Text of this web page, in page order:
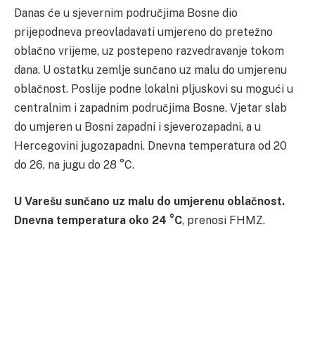
Danas će u sjevernim područjima Bosne dio
prijepodneva preovladavati umjereno do pretežno
oblačno vrijeme, uz postepeno razvedravanje tokom
dana. U ostatku zemlje sunčano uz malu do umjerenu
oblačnost. Poslije podne lokalni pljuskovi su mogući u
centralnim i zapadnim područjima Bosne. Vjetar slab
do umjeren u Bosni zapadni i sjeverozapadni, a u
Hercegovini jugozapadni. Dnevna temperatura od 20
do 26, na jugu do 28 °C.
U Varešu sunčano uz malu do umjerenu oblačnost.
Dnevna temperatura oko 24 °C, prenosi FHMZ.